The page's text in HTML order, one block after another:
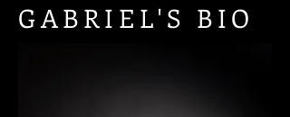
GABRIEL'S BIO